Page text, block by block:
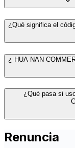
¿Qué significa el
¿ HUA NAN
¿Qué pasa si
Renuncia